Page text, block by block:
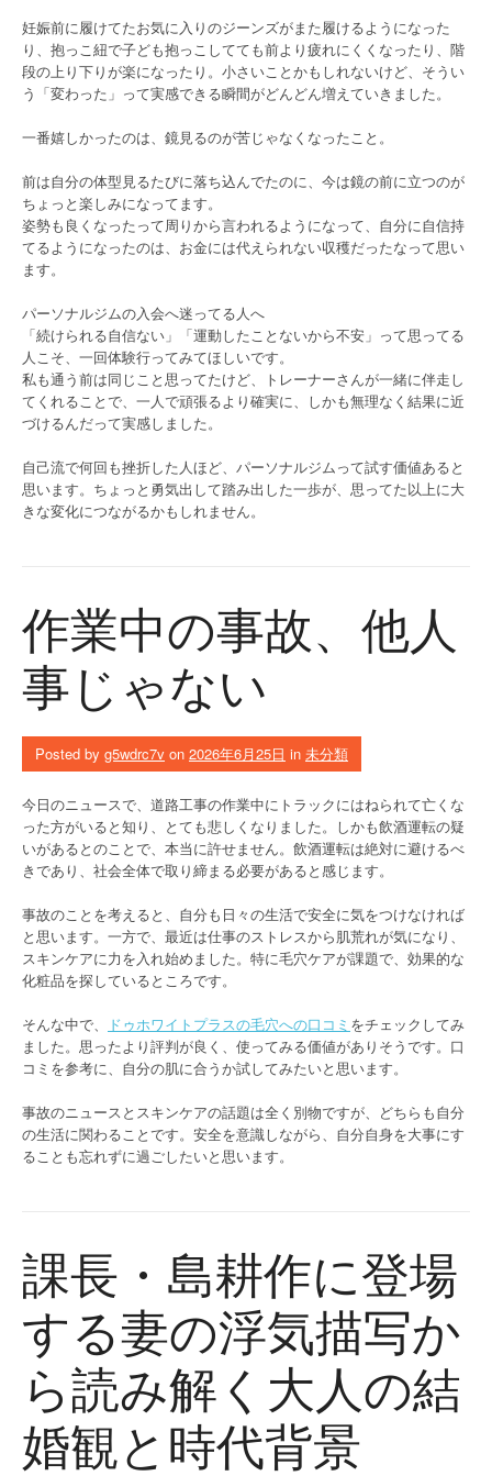
妊娠前に履けてたお気に入りのジーンズがまた履けるようになった
り、抱っこ紐で子ども抱っこしてても前より疲れにくくなったり、階
段の上り下りが楽になったり。小さいことかもしれないけど、そうい
う「変わった」って実感できる瞬間がどんどん増えていきました。
一番嬉しかったのは、鏡見るのが苦じゃなくなったこと。
前は自分の体型見るたびに落ち込んでたのに、今は鏡の前に立つのが
ちょっと楽しみになってます。
姿勢も良くなったって周りから言われるようになって、自分に自信持
てるようになったのは、お金には代えられない収穫だったなって思い
ます。
パーソナルジムの入会へ迷ってる人へ
「続けられる自信ない」「運動したことないから不安」って思ってる
人こそ、一回体験行ってみてほしいです。
私も通う前は同じこと思ってたけど、トレーナーさんが一緒に伴走し
てくれることで、一人で頑張るより確実に、しかも無理なく結果に近
づけるんだって実感しました。
自己流で何回も挫折した人ほど、パーソナルジムって試す価値あると
思います。ちょっと勇気出して踏み出した一歩が、思ってた以上に大
きな変化につながるかもしれません。
作業中の事故、他人
事じゃない
Posted by g5wdrc7v on 2026年6月25日 in 未分類
今日のニュースで、道路工事の作業中にトラックにはねられて亡くな
った方がいると知り、とても悲しくなりました。しかも飲酒運転の疑
いがあるとのことで、本当に許せません。飲酒運転は絶対に避けるべ
きであり、社会全体で取り締まる必要があると感じます。
事故のことを考えると、自分も日々の生活で安全に気をつけなければ
と思います。一方で、最近は仕事のストレスから肌荒れが気になり、
スキンケアに力を入れ始めました。特に毛穴ケアが課題で、効果的な
化粧品を探しているところです。
そんな中で、 ドゥホワイトプラスの毛穴への口コミ をチェックしてみ
ました。思ったより評判が良く、使ってみる価値がありそうです。口
コミを参考に、自分の肌に合うか試してみたいと思います。
事故のニュースとスキンケアの話題は全く別物ですが、どちらも自分
の生活に関わることです。安全を意識しながら、自分自身を大事にす
ることも忘れずに過ごしたいと思います。
課長・島耕作に登場
する妻の浮気描写か
ら読み解く大人の結
婚観と時代背景